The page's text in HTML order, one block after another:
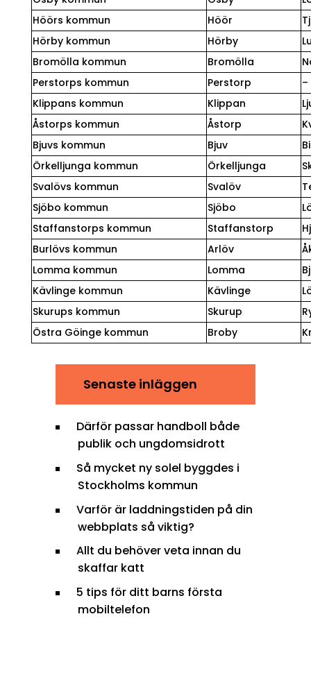
Höörs kommun
Höör
Hörby kommun
Hörby
Bromölla kommun
Bromölla
Perstorps kommun
Perstorp
–
Klippans kommun
Klippan
Åstorps kommun
Åstorp
Bjuvs kommun
Bjuv
Örkelljunga kommun
Örkelljunga
Svalövs kommun
Svalöv
Sjöbo kommun
Sjöbo
Staffanstorps kommun
Staffanstorp
Burlövs kommun
Arlöv
Lomma kommun
Lomma
Kävlinge kommun
Kävlinge
Skurups kommun
Skurup
Östra Göinge kommun
Broby
Senaste inläggen
Därför passar handboll både
publik och ungdomsidrott
Så mycket ny solel byggdes i
Stockholms kommun
Varför är laddningstiden på din
webbplats så viktig?
Allt du behöver veta innan du
skaffar katt
5 tips för ditt barns första
mobiltelefon